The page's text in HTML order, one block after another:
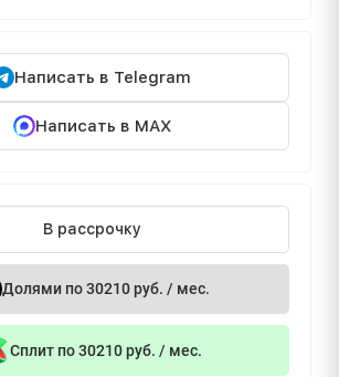
Написать в Telegram
Написать в MAX
В рассрочку
Долями по 30210 руб. / мес.
Сплит по 30210 руб. / мес.